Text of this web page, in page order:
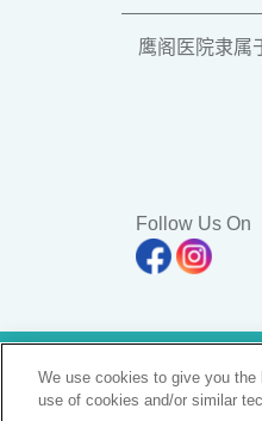
鹰阁医院隶属
Follow Us On
All Rights
KKLIU 1365/
We use cookies to give you the
use of cookies and/or similar